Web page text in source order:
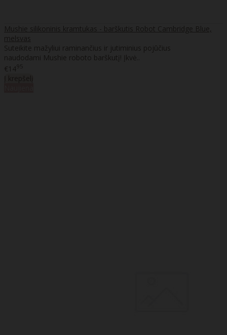
Mushie silikoninis kramtukas - barškutis Robot Cambridge Blue,
melsvas
Suteikite mažyliui raminančius ir jutiminius pojūčius
naudodami Mushie roboto barškutį! Įkvė..
€1495